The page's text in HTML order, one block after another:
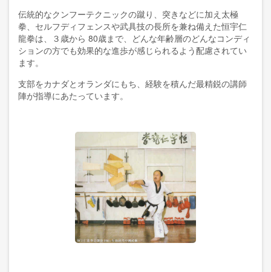
伝統的なクンフーテクニックの蹴り、突きなどに加え太極
拳、セルフディフェンスや武具技の長所を兼ね備えた恒宇仁
龍拳は、３歳から 80歳まで、どんな年齢層のどんなコンディ
ションの方でも効果的な進歩が感じられるよう配慮されてい
ます。
支部をカナダとオランダにもち、経験を積んだ最精鋭の講師
陣が指導にあたっています。